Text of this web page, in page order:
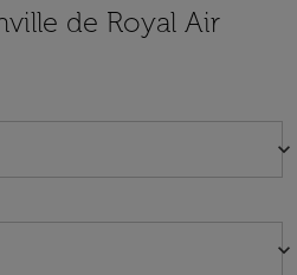
de Royal Air
keyboard_arrow_down
keyboard_arrow_down